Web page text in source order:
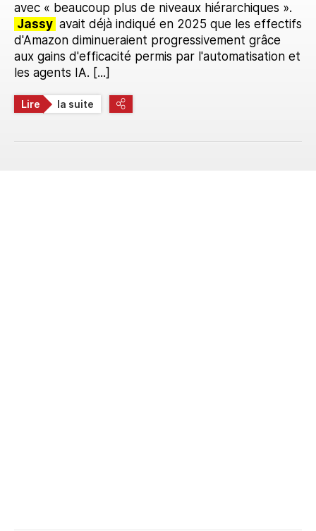
avec « beaucoup plus de niveaux hiérarchiques ».
Jassy avait déjà indiqué en 2025 que les effectifs
d'Amazon diminueraient progressivement grâce
aux gains d'efficacité permis par l'automatisation et
les agents IA. [...]
Lire la suite